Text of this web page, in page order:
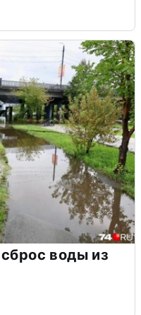
воды из